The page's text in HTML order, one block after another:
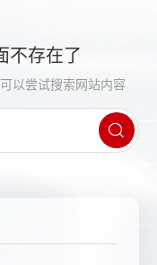
不存在了
以尝试搜索网站内容